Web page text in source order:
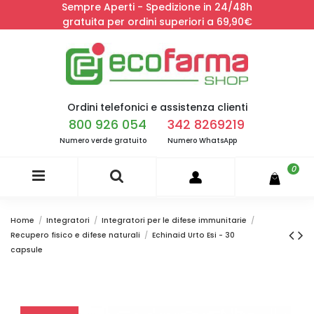
Sempre Aperti - Spedizione in 24/48h
gratuita per ordini superiori a 69,90€
Ordini telefonici e assistenza clienti
800 926 054
Numero verde gratuito
342 8269219
Numero WhatsApp
0
Home Integratori
Integratori per le difese immunitarie
Recupero fisico e difese naturali
Echinaid Urto Esi - 30
capsule